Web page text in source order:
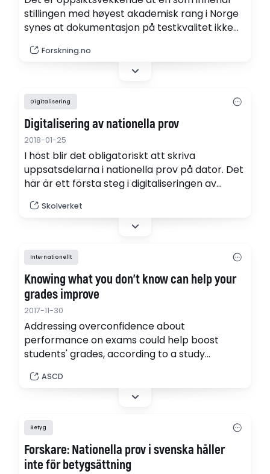
stillingen med høyest akademisk rang i Norge
synes at dokumentasjon på testkvalitet ikke
tilstrekkelig.
Forskning.no
Digitalisering
Digitalisering av nationella prov
2018-01-25
I höst blir det obligatoriskt att skriva
uppsatsdelarna i nationella prov på dator. Det
här är ett första steg i digitaliseringen av
finns på plats först 2022. Få svar på dina
frågor om digitaliseringen av nationella
Skolverket
Internationellt
Knowing what you don’t know can help your
grades improve
2017-11-30
Addressing overconfidence about
performance on exams could help boost
students' grades, according to a study
Education. Researchers found that highlighting
such overconfidence improved some
ASCD
Betyg
Forskare: Nationella prov i svenska håller
inte för betygsättning